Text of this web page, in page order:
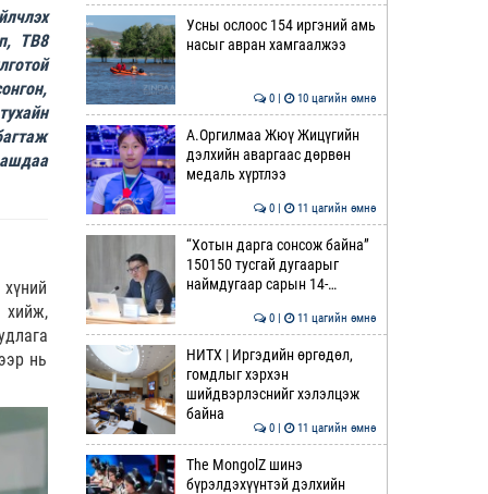
ТВ8
хийж,
нь
Усны ослоос 154 иргэний амь
насыг авран хамгаалжээ
0 | 10 цагийн өмнө
А.Оргилмаа Жюү Жицүгийн
дэлхийн аваргаас дөрвөн
медаль хүртлээ
0 | 11 цагийн өмнө
“Хотын дарга сонсож байна”
150150 тусгай дугаарыг
наймдугаар сарын 14-…
0 | 11 цагийн өмнө
НИТХ | Иргэдийн өргөдөл,
гомдлыг хэрхэн
шийдвэрлэснийг хэлэлцэж
байна
0 | 11 цагийн өмнө
The MongolZ шинэ
бүрэлдэхүүнтэй дэлхийн